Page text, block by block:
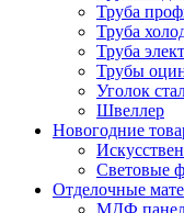
Труба
Труба
Труба
Трубы
Уголок
Швеллер
Новогодние
Световые
Отделочные
МДФ